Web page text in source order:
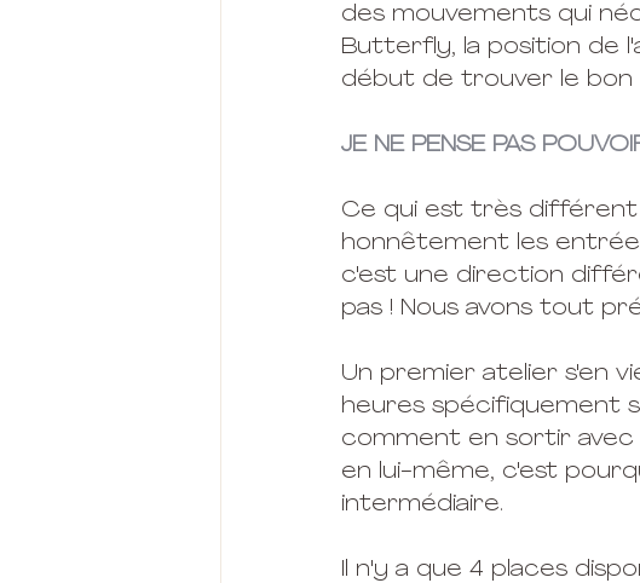
des mouvements qui
Butterfly, la position de
début de trouver le bon
JE NE PENSE PAS
Ce qui est très différent
honnêtement les
c'est une direction
pas ! Nous avons tout
Un premier atelier s'en
heures spécifiquement
comment en sortir
en lui-même, c'est
intermédiaire.
Il n'y a que 4 places